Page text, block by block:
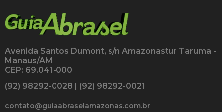
Avenida Santos Dumont, s/n Amazonastur Tarumã -
Manaus/AM
CEP: 69.041-000
(92) 98292-0028 | (92) 98292-0021
contato@guiaabraselamazonas.com.br